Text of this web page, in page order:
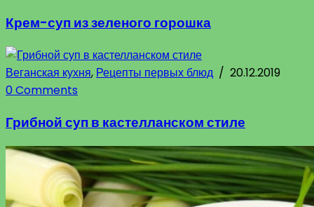
Крем-суп из зеленого горошка
Веганская кухня, Рецепты первых блюд / 20.12.2019
0 Comments
Грибной суп в кастелланском стиле